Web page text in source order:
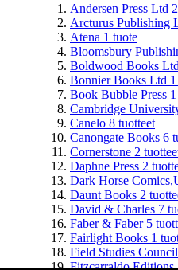
Andersen Press Ltd 2
Arcturus Publishing
Atena 1 tuote
Bloomsbury
Boldwood Books Ltd
Bonnier Books Ltd 1
Book Bubble Press 1
Cambridge
Canelo 8 tuotteet
Canongate Books 6
Cornerstone 2
Daphne Press 2
Dark Horse
Daunt Books 2
David & Charles 7
Faber & Faber 5
Fairlight Books 1
Field Studies Council
Fitzcarraldo Editions